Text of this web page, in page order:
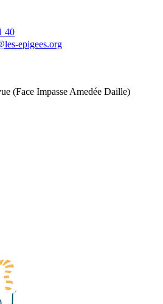
40
epigees.org
(Face Impasse Amedée Daille)